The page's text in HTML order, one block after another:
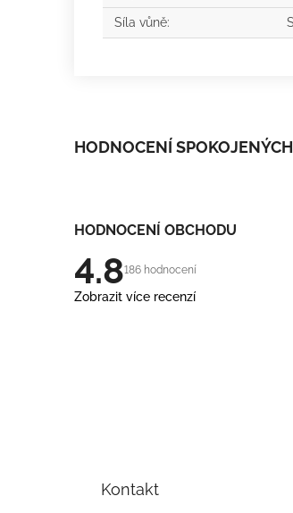
Síla vůně:
HODNOCENÍ
HODNOCENÍ OBCHODU
4.8186 hodnocení
Zobrazit více recenzí
Kontakt